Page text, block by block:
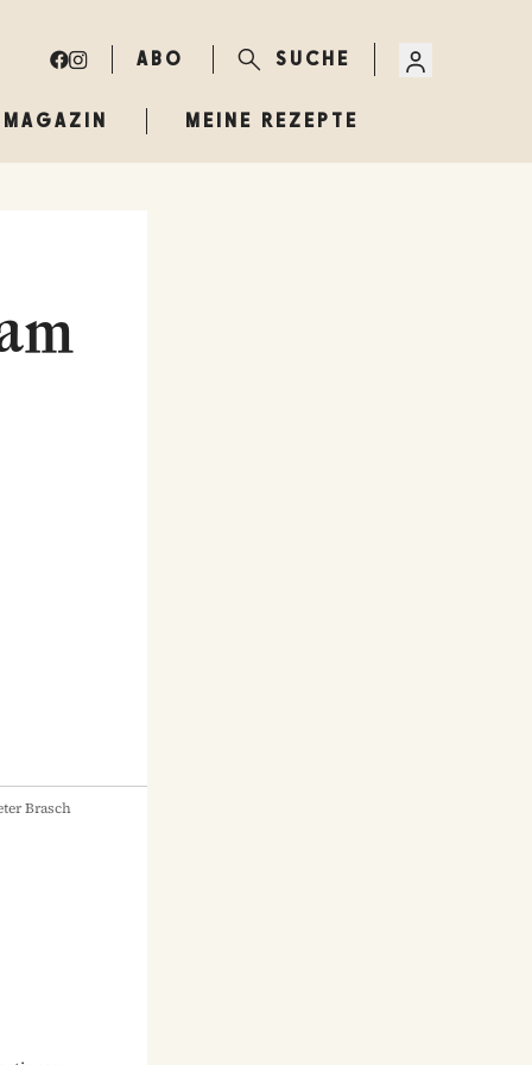
ABO SUCHE
MAGAZIN MEINE REZEPTE
Brasch